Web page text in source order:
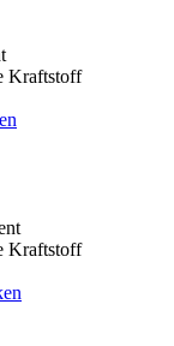
Kraftstoff
Kraftstoff